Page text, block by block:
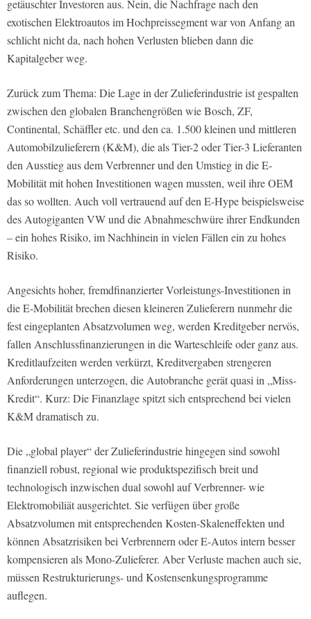
getäuschter Investoren aus. Nein, die Nachfrage nach den
exotischen Elektroautos im Hochpreissegment war von Anfang an
schlicht nicht da, nach hohen Verlusten blieben dann die
Kapitalgeber weg.
Zurück zum Thema: Die Lage in der Zulieferindustrie ist gespalten
zwischen den globalen Branchengrößen wie Bosch, ZF,
Continental, Schäffler etc. und den ca. 1.500 kleinen und mittleren
Automobilzulieferern (K&M), die als Tier-2 oder Tier-3 Lieferanten
den Ausstieg aus dem Verbrenner und den Umstieg in die E-
Mobilität mit hohen Investitionen wagen mussten, weil ihre OEM
das so wollten. Auch voll vertrauend auf den E-Hype beispielsweise
des Autogiganten VW und die Abnahmeschwüre ihrer Endkunden
– ein hohes Risiko, im Nachhinein in vielen Fällen ein zu hohes
Risiko.
Angesichts hoher, fremdfinanzierter Vorleistungs-Investitionen in
die E-Mobilität brechen diesen kleineren Zulieferern nunmehr die
fest eingeplanten Absatzvolumen weg, werden Kreditgeber nervös,
fallen Anschlussfinanzierungen in die Warteschleife oder ganz aus.
Kreditlaufzeiten werden verkürzt, Kreditvergaben strengeren
Anforderungen unterzogen, die Autobranche gerät quasi in „Miss-
Kredit“. Kurz: Die Finanzlage spitzt sich entsprechend bei vielen
K&M dramatisch zu.
Die „global player“ der Zulieferindustrie hingegen sind sowohl
finanziell robust, regional wie produktspezifisch breit und
technologisch inzwischen dual sowohl auf Verbrenner- wie
Elektromobiliät ausgerichtet. Sie verfügen über große
Absatzvolumen mit entsprechenden Kosten-Skaleneffekten und
können Absatzrisiken bei Verbrennern oder E-Autos intern besser
kompensieren als Mono-Zulieferer. Aber Verluste machen auch sie,
müssen Restrukturierungs- und Kostensenkungsprogramme
auflegen.